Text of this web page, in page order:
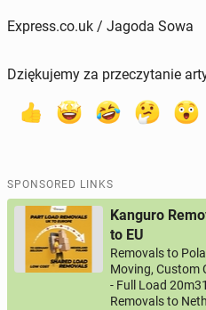
Express.co.uk / Jagoda Sowa
Dziękujemy za przeczytanie
SPONSORED LINKS
Kanguro
to EU
Removals to
Moving, Custom
- Full Load
Removals to